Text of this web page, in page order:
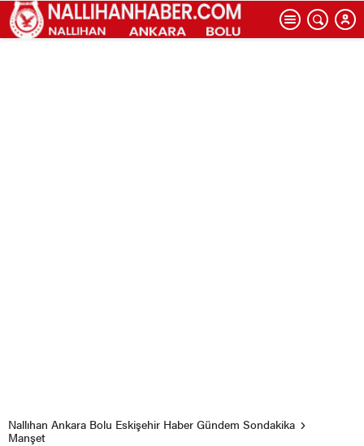
Nallıhan Ankara Bolu Eskişehir Haber Gündem Sondakika
Manşet